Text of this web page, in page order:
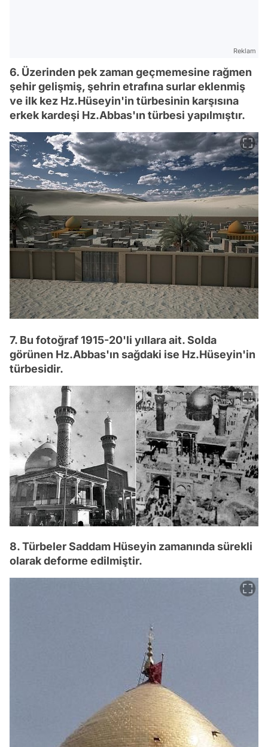
Reklam
6. Üzerinden pek zaman geçmemesine rağmen
şehir gelişmiş, şehrin etrafına surlar eklenmiş
ve ilk kez Hz.Hüseyin'in türbesinin karşısına
erkek kardeşi Hz.Abbas'ın türbesi yapılmıştır.
7. Bu fotoğraf 1915-20'li yıllara ait. Solda
görünen Hz.Abbas'ın sağdaki ise Hz.Hüseyin'in
türbesidir.
8. Türbeler Saddam Hüseyin zamanında sürekli
olarak deforme edilmiştir.